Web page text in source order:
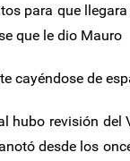
para que
que le dio Mauro
cayéndose de
hubo revisión del
desde los